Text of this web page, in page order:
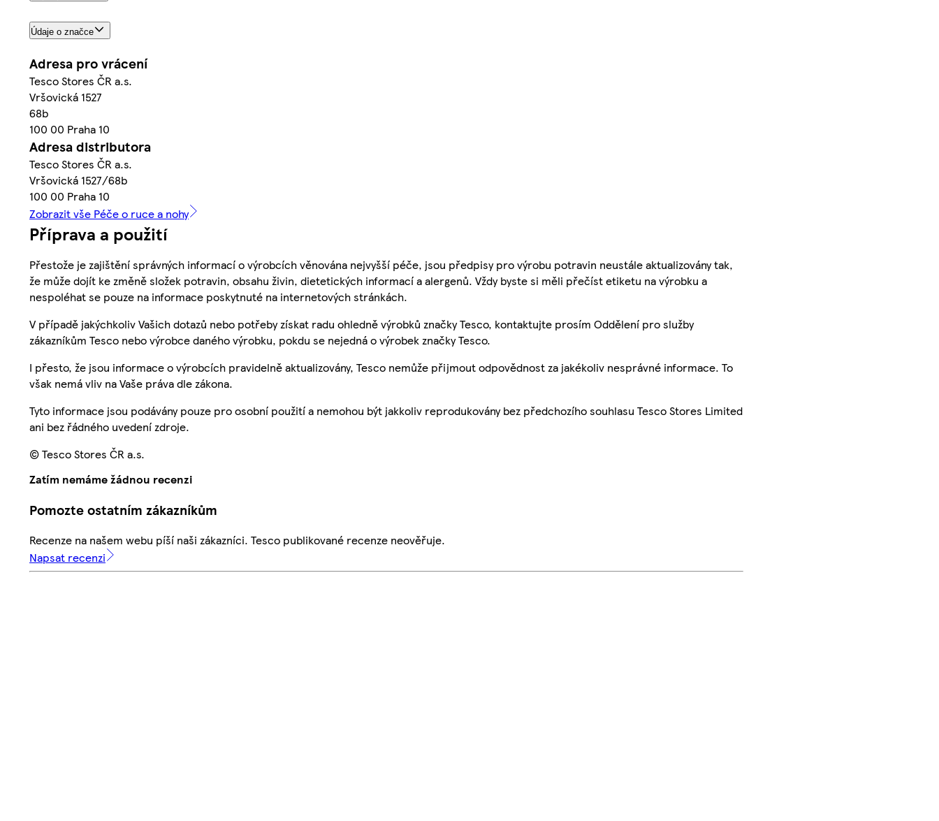
Údaje o značce
Adresa pro vrácení
Tesco Stores ČR a.s.
Vršovická 1527
68b
100 00 Praha 10
Adresa distributora
Tesco Stores ČR a.s.
Vršovická 1527/68b
100 00 Praha 10
Zobrazit vše Péče o ruce a nohy
Příprava a použití
Přestože je zajištění správných informací o výrobcích věnována nejvyšší péče, jsou předpisy pro výrobu potravin neustále aktualizovány tak,
že může dojít ke změně složek potravin, obsahu živin, dietetických informací a alergenů. Vždy byste si měli přečíst etiketu na výrobku a
nespoléhat se pouze na informace poskytnuté na internetových stránkách.
V případě jakýchkoliv Vašich dotazů nebo potřeby získat radu ohledně výrobků značky Tesco, kontaktujte prosím Oddělení pro služby
zákazníkům Tesco nebo výrobce daného výrobku, pokdu se nejedná o výrobek značky Tesco.
I přesto, že jsou informace o výrobcích pravidelně aktualizovány, Tesco nemůže přijmout odpovědnost za jakékoliv nesprávné informace. To
však nemá vliv na Vaše práva dle zákona.
Tyto informace jsou podávány pouze pro osobní použití a nemohou být jakkoliv reprodukovány bez předchozího souhlasu Tesco Stores Limited
ani bez řádného uvedení zdroje.
© Tesco Stores ČR a.s.
Zatím nemáme žádnou recenzi
Pomozte ostatním zákazníkům
Recenze na našem webu píší naši zákazníci. Tesco publikované recenze neověřuje.
Napsat recenzi